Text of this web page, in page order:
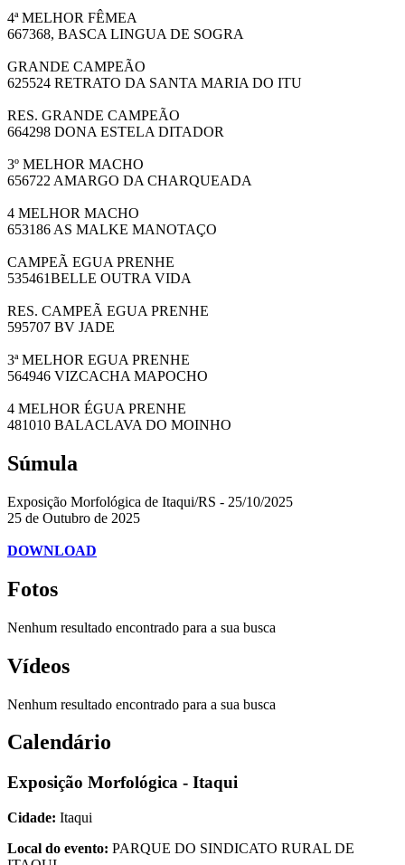
4ª MELHOR FÊMEA
667368, BASCA LINGUA DE SOGRA
GRANDE CAMPEÃO
625524 RETRATO DA SANTA MARIA DO ITU
RES. GRANDE CAMPEÃO
664298 DONA ESTELA DITADOR
3º MELHOR MACHO
656722 AMARGO DA CHARQUEADA
4 MELHOR MACHO
653186 AS MALKE MANOTAÇO
CAMPEÃ EGUA PRENHE
535461BELLE OUTRA VIDA
RES. CAMPEÃ EGUA PRENHE
595707 BV JADE
3ª MELHOR EGUA PRENHE
564946 VIZCACHA MAPOCHO
4 MELHOR ÉGUA PRENHE
481010 BALACLAVA DO MOINHO
Súmula
Exposição Morfológica de Itaqui/RS - 25/10/2025
25 de Outubro de 2025
DOWNLOAD
Fotos
Nenhum resultado encontrado para a sua busca
Vídeos
Nenhum resultado encontrado para a sua busca
Calendário
Exposição Morfológica - Itaqui
Cidade: Itaqui
Local do evento: PARQUE DO SINDICATO RURAL DE